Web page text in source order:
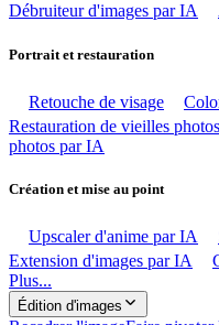
Débruiteur d'images par IA
Portrait et restauration
Retouche de visage
Restauration de vieilles
photos par IA
Création et mise au point
Upscaler d'anime par IA
Extension d'images par IA
Plus...
Édition d'images